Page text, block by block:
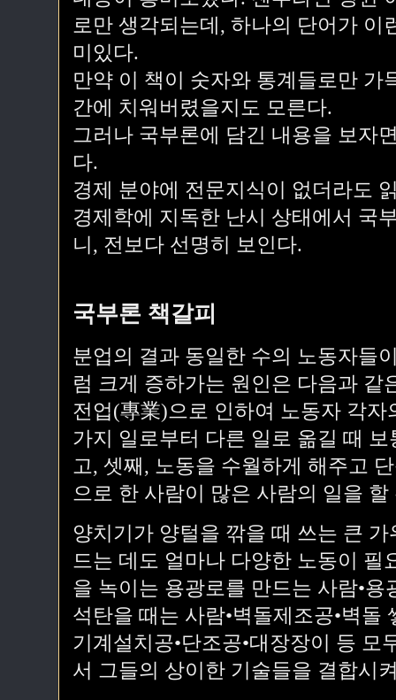
로만 생각되는데, 하나의 단어가 이
미있다.
만약 이 책이 숫자와 통계들로만 가
간에 치워버렸을지도 모른다.
그러나 국부론에 담긴 내용을 보자
다.
경제 분야에 전문지식이 없더라도
경제학에 지독한 난시 상태에서 국
니, 전보다 선명히 보인다.
국부론 책갈피
분업의 결과 동일한 수의 노동자들
럼 크게 증하가는 원인은 다음과 같
전업(專業)으로 인하여 노동자 각
가지 일로부터 다른 일로 옮길 때
고, 셋째, 노동을 수월하게 해주고
으로 한 사람이 많은 사람의 일을
양치기가 양털을 깎을 때 쓰는 큰
드는 데도 얼마나 다양한 노동이 필
을 녹이는 용광로를 만드는 사람•
석탄을 때는 사람•벽돌제조공•벽돌
기계설치공•단조공•대장장이 등
서 그들의 상이한 기술들을 결합시